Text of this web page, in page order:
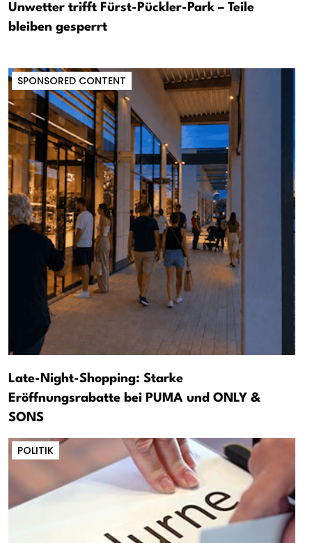
Unwetter trifft Fürst-Pückler-Park – Teile
bleiben gesperrt
SPONSORED CONTENT
Late-Night-Shopping: Starke
Eröffnungsrabatte bei PUMA und ONLY &
SONS
POLITIK